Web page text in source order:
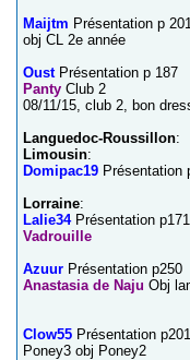
Maijtm Présentation p
obj CL 2e année
OustPrésentation p 187
Panty Club 2
08/11/15, club 2, bon
Languedoc-Roussillon:
Limousin:
Domipac19 Présentation
Lorraine:
Lalie34Présentation p171
Vadrouille
Azuur Présentation p250
Anastasia de Naju Obj
Clow55 Présentation p201
Poney3 obj Poney2